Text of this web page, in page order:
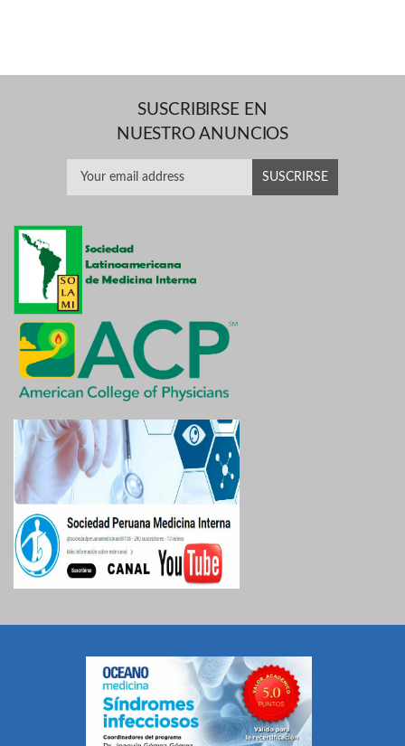
SUSCRIBIRSE EN
NUESTRO ANUNCIOS